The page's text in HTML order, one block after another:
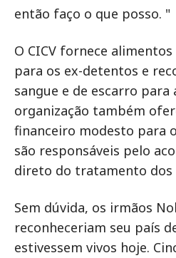
então faço o que posso. "
O CICV fornece
para os ex-detentos e
sangue e de escarro para
organização também
financeiro modesto para
são responsáveis pelo
direto do tratamento dos
Sem dúvida, os irmãos
reconheceriam seu país
estivessem vivos hoje.